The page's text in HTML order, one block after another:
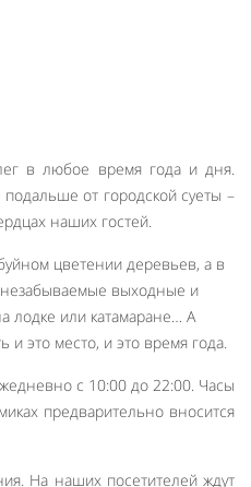
в любое время года и дня.
от городской суеты –
наших гостей.
цветении деревьев, а в
незабываемые выходные и
лодке или катамаране… А
и это место, и это время года.
с 10:00 до 22:00. Часы
предварительно вносится
На наших посетителей ждут